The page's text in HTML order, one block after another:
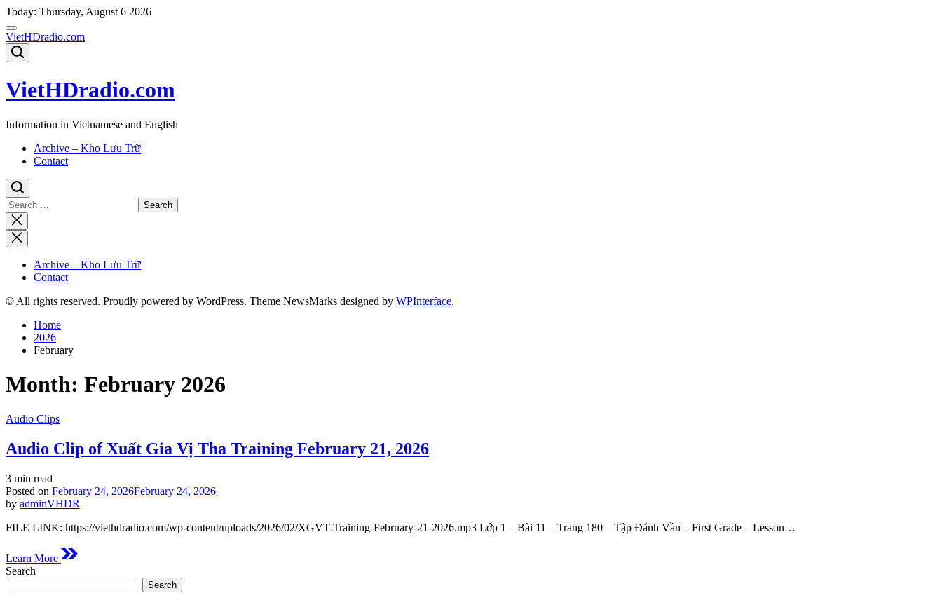
Skip
to
content
Today: Thursday, August 6 2026
VietHDradio.com
VietHDradio.com
Information in Vietnamese and English
Archive – Kho Lưu Trữ
Contact
Search
for:
Close
search
Archive – Kho Lưu Trữ
Contact
© All rights reserved. Proudly powered by WordPress. Theme NewsMarks designed by WPInterface.
Home
2026
February
Month: February 2026
Posted
Audio Clips
Audio Clip of Xuất Gia Vị Tha Training February 21, 2026
Estimated
read
time
3 min read
Posted on February 24, 2026February 24, 2026
by adminVHDR
FILE LINK: https://viethdradio.com/wp-content/uploads/2026/02/XGVT-Training-February-21-2026.mp3 Lớp 1 – Bài 11 – Trang 180 – Tập Đánh Vần – First Grade – Lesson…
Learn More
Search
Search